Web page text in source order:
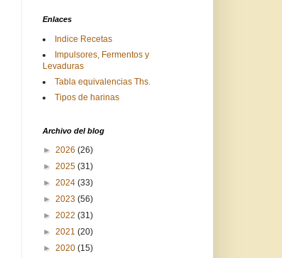
Enlaces
Indice Recetas
Impulsores, Fermentos y
Levaduras
Tabla equivalencias Ths.
Tipos de harinas
Archivo del blog
► 2026 (26)
► 2025 (31)
► 2024 (33)
► 2023 (56)
► 2022 (31)
► 2021 (20)
► 2020 (15)